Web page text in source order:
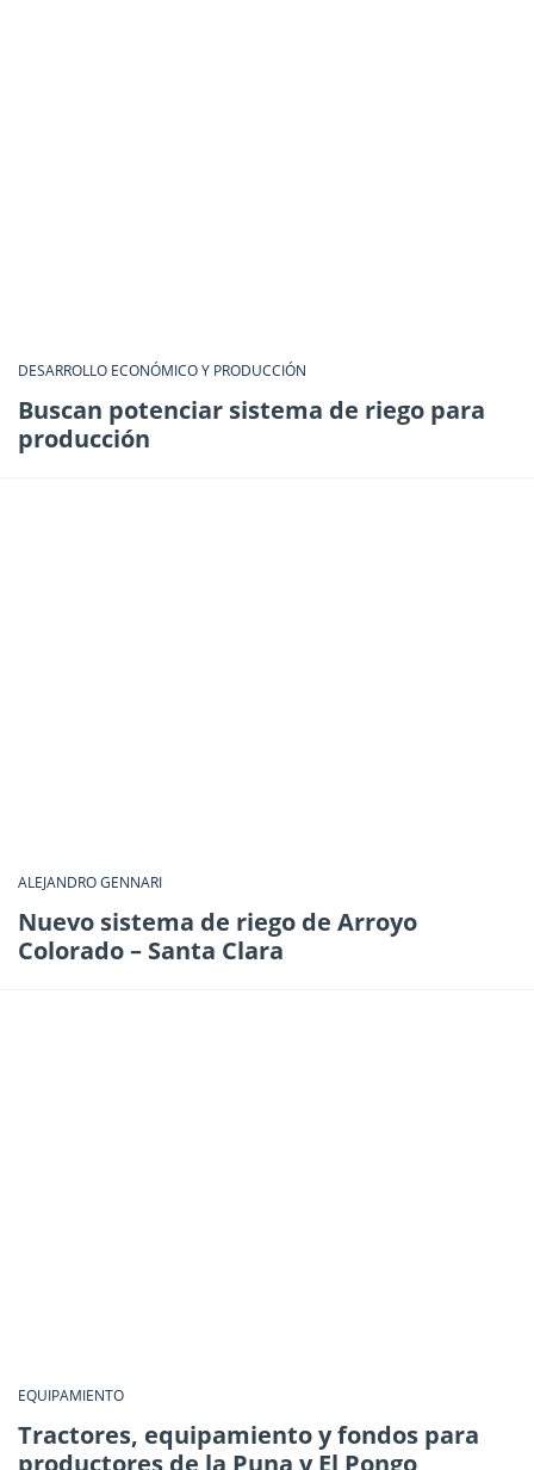
DESARROLLO ECONÓMICO Y PRODUCCIÓN
Buscan potenciar sistema de riego para
producción
ALEJANDRO GENNARI
Nuevo sistema de riego de Arroyo
Colorado – Santa Clara
EQUIPAMIENTO
Tractores, equipamiento y fondos para
productores de la Puna y El Pongo